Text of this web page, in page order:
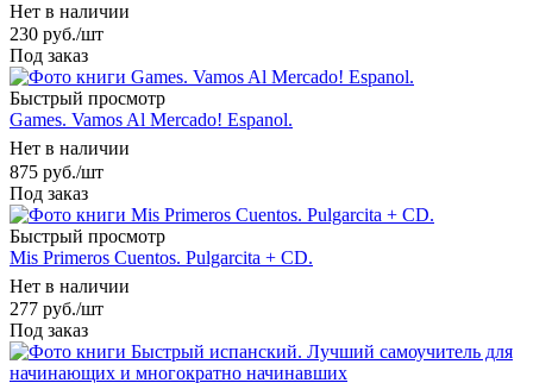
Нет в наличии
230 руб./шт
Под заказ
Быстрый просмотр
Games. Vamos Al Mercado! Espanol.
Нет в наличии
875 руб./шт
Под заказ
Быстрый просмотр
Mis Primeros Cuentos. Pulgarcita + CD.
Нет в наличии
277 руб./шт
Под заказ